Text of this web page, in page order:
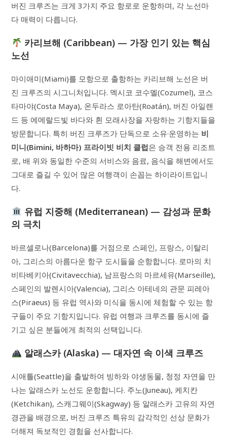
버진 크루즈는 크게 3가지 주요 항로로 운항하며, 각 노선마
다 매력이 다릅니다.
카리브해 (Caribbean) — 가장 인기 있는 핵심
노선
마이애미(Miami)를 모항으로 출항하는 카리브해 노선은 버
진 크루즈의 시그니처입니다. 멕시코 코수멜(Cozumel), 코스
타마야(Costa Maya), 온두라스 로아탄(Roatán), 버진 아일랜
드 등 에메랄드빛 바다와 흰 모래사장을 자랑하는 기항지들을
방문합니다. 특히 버진 크루즈가 단독으로 소유·운영하는 비
미니(Bimini, 바하마) 프라이빗 비치 클럽은 승객 전용 리조트
로, 배 위와 동일한 수준의 서비스와 음료, 음식을 해변에서도
그대로 즐길 수 있어 많은 여행객이 손꼽는 하이라이트입니
다.
유럽 지중해 (Mediterranean) — 감성과 문화
의 극치
바르셀로나(Barcelona)를 거점으로 스페인, 프랑스, 이탈리
아, 그리스의 아름다운 항구 도시들을 순항합니다. 로마의 치
비타베키아(Civitavecchia), 남프랑스의 마르세유(Marseille),
스페인의 발렌시아(Valencia), 그리스 아테네의 관문 피레아
스(Piraeus) 등 유럽 역사와 미식을 동시에 체험할 수 있는 항
구들이 주요 기항지입니다. 유럽 여행과 크루즈를 동시에 즐
기고 싶은 분들에게 최적의 선택입니다.
알래스카 (Alaska) — 대자연 속 이색 크루즈
시애틀(Seattle)을 출발하여 빙하와 야생동물, 청정 자연을 만
나는 알래스카 노선도 운항합니다. 주노(Juneau), 케치칸
(Ketchikan), 스캐그웨이(Skagway) 등 알래스카 고유의 자연
경관을 배경으로, 버진 크루즈 특유의 감각적인 선상 문화가
더해져 독보적인 경험을 선사합니다.